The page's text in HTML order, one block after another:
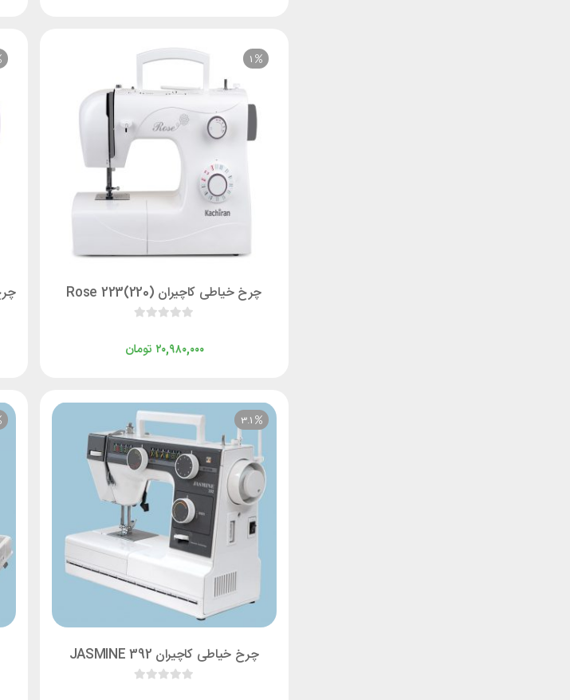
1
چرخ خیاطی کاچیران (220)Rose 223
تومان ۲۰,۹۸۰,۰۰۰
3.1
چرخ خیاطی کاچیران JASMINE 392